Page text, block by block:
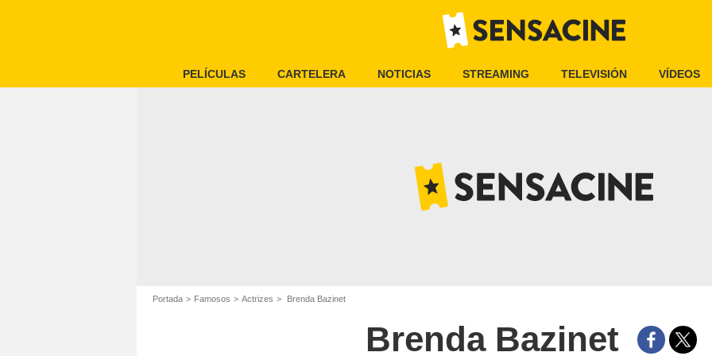
PELÍCULAS CARTELERA NOTICIAS STREAMING TELEVISIÓN VÍDEOS
Portada Famosos Actrizes Brenda Bazinet
Brenda Bazinet